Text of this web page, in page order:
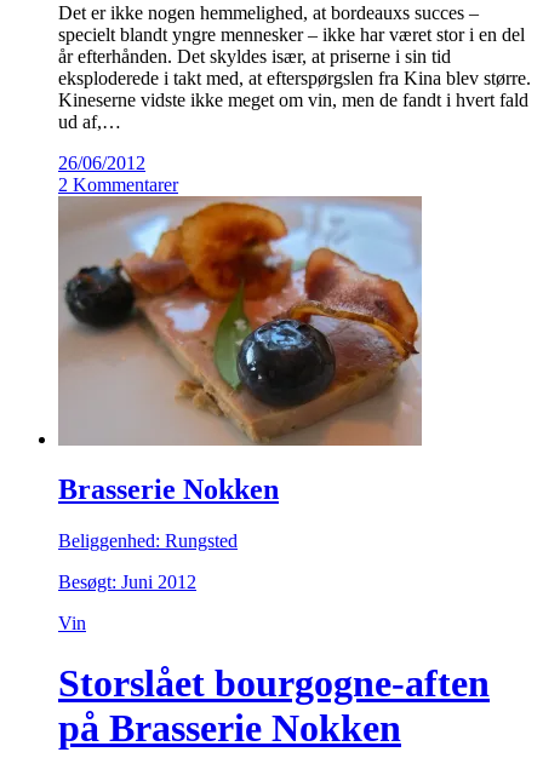
Det er ikke nogen hemmelighed, at bordeauxs succes –
specielt blandt yngre mennesker – ikke har været stor i en del
år efterhånden. Det skyldes især, at priserne i sin tid
eksploderede i takt med, at efterspørgslen fra Kina blev større.
Kineserne vidste ikke meget om vin, men de fandt i hvert fald
ud af,…
26/06/2012
2 Kommentarer
Brasserie Nokken
Beliggenhed: Rungsted
Besøgt: Juni 2012
Vin
Storslået bourgogne-aften
på Brasserie Nokken